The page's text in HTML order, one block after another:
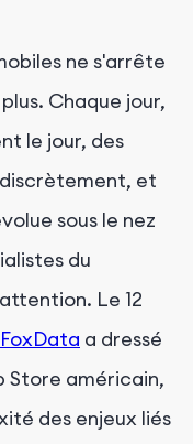
ne s'arrête
Chaque jour,
le jour, des
et
sous le nez
du
Le 12
a dressé
Store américain,
des enjeux liés